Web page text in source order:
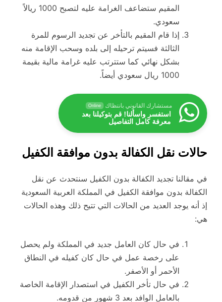
المقيم ستضاعف الغرامة عليه لتصبح 1000 ريالاً
سعودي.
إذا قام المقيم بالتأخر عن تجديد الرسوم للمرة
الثالثة فسيتم ترحيله إلى بلده وسحب الإقامة منه
بشكل نهائي كما ستترتب عليه غرامة مالية بقيمة
1000 ريال سعودي أيضاً.
مستشارك القانوني بانتظاك Online
استفسر واسألنا! قم بتوكيلنا بعد
معرفة كامل التفاصيل
حالات نقل الكفالة بدون موافقة الكفيل
في مقالنا تجديد الكفالة بدون الكفيل سنتحدث عن نقل
الكفالة بدون موافقة الكفيل في المملكة العربية السعودية
إذ أنه يوجد العديد من الحالات التي تتيح ذلك وهذه الحالات
هي:
في حال كان العامل جديد في المملكة ولم يحصل
على رخصة عمل في حال كان كفيله في النطاق
الأحمر أو الأصفر.
في حال تأخر الكفيل في استصدار الإقامة الخاصة
بالعامل الوافد بعد 3 شهور من قدومه.